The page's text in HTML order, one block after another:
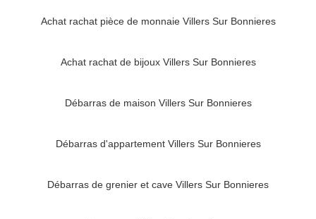
Achat rachat pièce de monnaie Villers Sur Bonnieres
Achat rachat de bijoux Villers Sur Bonnieres
Débarras de maison Villers Sur Bonnieres
Débarras d'appartement Villers Sur Bonnieres
Débarras de grenier et cave Villers Sur Bonnieres